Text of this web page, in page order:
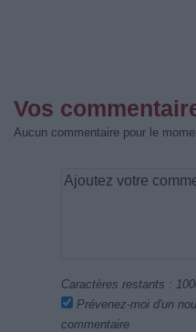
Vos
Aucun commentaire pour le
Caractères restants :
Prévenez-moi d'un
commentaire